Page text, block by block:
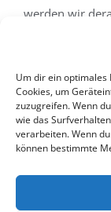
Um dir ein optimales
Cookies, um
zuzugreifen. Wenn
wie das
verarbeiten. Wenn
können bestimmte
werden wir